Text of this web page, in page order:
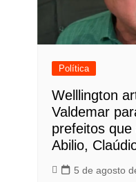
Política
Welllington
Valdemar
prefeitos que
Abilio,
5 de agosto